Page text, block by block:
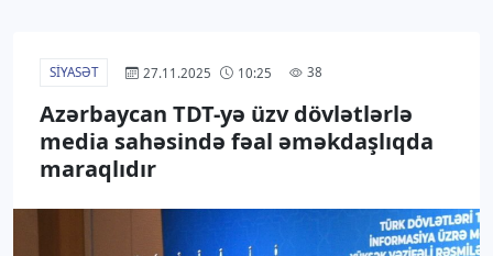
SIYASƏT 27.11.2025 10:25 38
Azərbaycan TDT-yə üzv dövlətlərlə
media sahəsində fəal əməkdaşlıqda
maraqlıdır